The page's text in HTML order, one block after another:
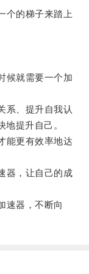
的梯子来踏上
就需要一个加
、提升自我认
提升自己。
更有效率地达
，让自己的成
器，不断向